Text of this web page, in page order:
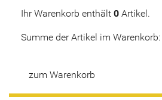
Ihr Warenkorb enthält 0 Artikel.
Summe der Artikel im Warenkorb:
zum Warenkorb